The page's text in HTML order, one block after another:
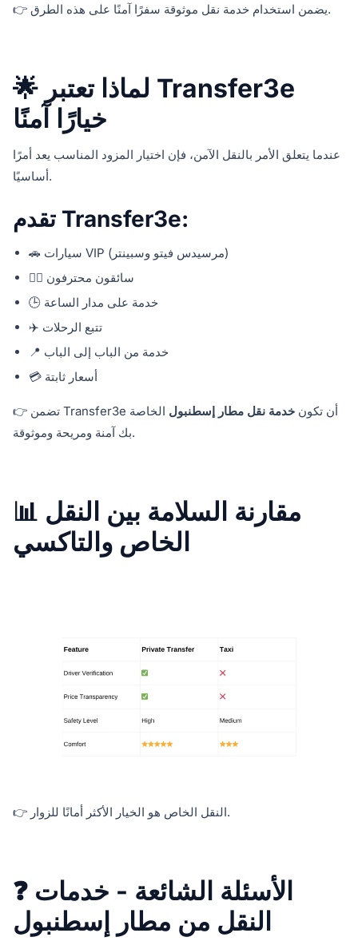
👉 يضمن استخدام خدمة نقل موثوقة سفرًا آمنًا على هذه الطرق.
🌟 لماذا تعتبر Transfer3e
خيارًا آمنًا
عندما يتعلق الأمر بالنقل الآمن، فإن اختيار المزود المناسب يعد أمرًا
أساسيًا.
تقدم Transfer3e:
🚗 سيارات VIP (مرسيدس فيتو وسبينتر)
🧑‍✈️ سائقون محترفون
🕒 خدمة على مدار الساعة
✈️ تتبع الرحلات
📍 خدمة من الباب إلى الباب
💳 أسعار ثابتة
👉 تضمن Transfer3e أن تكون خدمة نقل مطار إسطنبول الخاصة
بك آمنة ومريحة وموثوقة.
📊 مقارنة السلامة بين النقل
الخاص والتاكسي
👉 النقل الخاص هو الخيار الأكثر أمانًا للزوار.
❓ الأسئلة الشائعة - خدمات
النقل من مطار إسطنبول